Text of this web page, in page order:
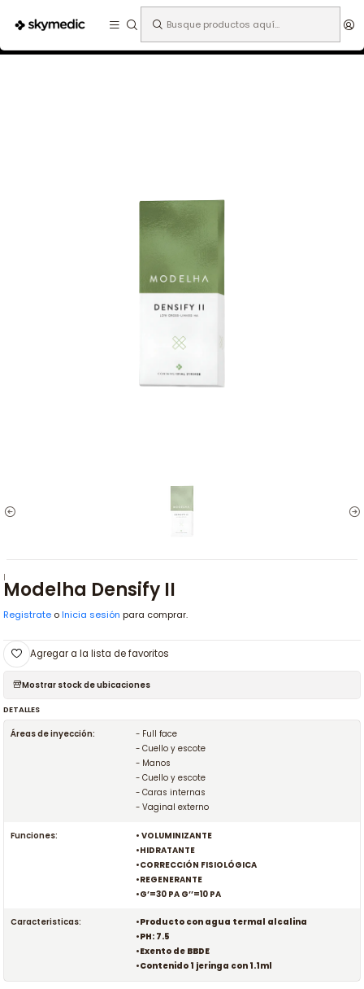
Dermatología Ácido Hialurónico Modelha Densify II
|
Modelha Densify II
Registrate o Inicia sesión para comprar.
Agregar a la lista de favoritos
Mostrar stock de ubicaciones
DETALLES
Áreas de inyección:
- Full face
- Cuello y escote
- Manos
- Cuello y escote
- Caras internas
- Vaginal externo
Funciones:
• VOLUMINIZANTE
•HIDRATANTE
•CORRECCIÓN FISIOLÓGICA
•REGENERANTE
•G’=30 PA G’’=10 PA
Caracteristicas:
•Producto con agua termal alcalina
•PH: 7.5
•Exento de BBDE
•Contenido 1 jeringa con 1.1ml